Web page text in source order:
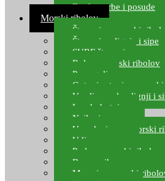
Feeder torbe i posude
Morski ribolov
Štapovi za morski
Štapovi za lignje i sipe
SURF štapovi
Role za morski ribolov
Parangali
Gotovi setovi za
Varalice za lov lignji i
Lov hobotnice
Najloni za more
Upredenice za morski
Udice za more
Perle za morski ribolov
Brum prihrana za more
Mamci za morski